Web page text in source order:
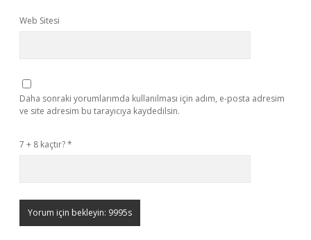
Web Sitesi
Daha sonraki yorumlarımda kullanılması için adım, e-posta adresim
ve site adresim bu tarayıcıya kaydedilsin.
7 + 8 kaçtır?*